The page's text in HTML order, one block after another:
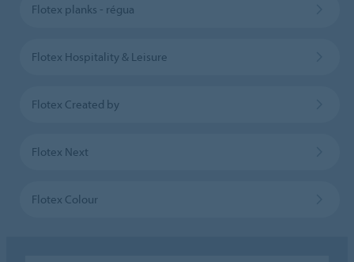
Flotex planks - régua
Flotex Hospitality & Leisure
Flotex Created by
Flotex Next
Flotex Colour